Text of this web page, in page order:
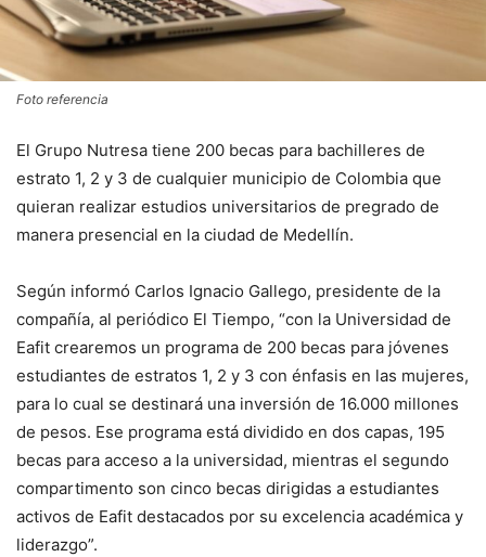
Foto referencia
El Grupo Nutresa tiene 200 becas para bachilleres de
estrato 1, 2 y 3 de cualquier municipio de Colombia que
quieran realizar estudios universitarios de pregrado de
manera presencial en la ciudad de Medellín.
Según informó Carlos Ignacio Gallego, presidente de la
compañía, al periódico El Tiempo, “con la Universidad de
Eafit crearemos un programa de 200 becas para jóvenes
estudiantes de estratos 1, 2 y 3 con énfasis en las mujeres,
para lo cual se destinará una inversión de 16.000 millones
de pesos. Ese programa está dividido en dos capas, 195
becas para acceso a la universidad, mientras el segundo
compartimento son cinco becas dirigidas a estudiantes
activos de Eafit destacados por su excelencia académica y
liderazgo”.